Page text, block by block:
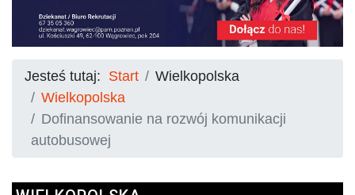
Jesteś tutaj: Start
Wielkopolska
Wielkopolska
Dofinansowanie na rozwój komunikacji
autobusowej